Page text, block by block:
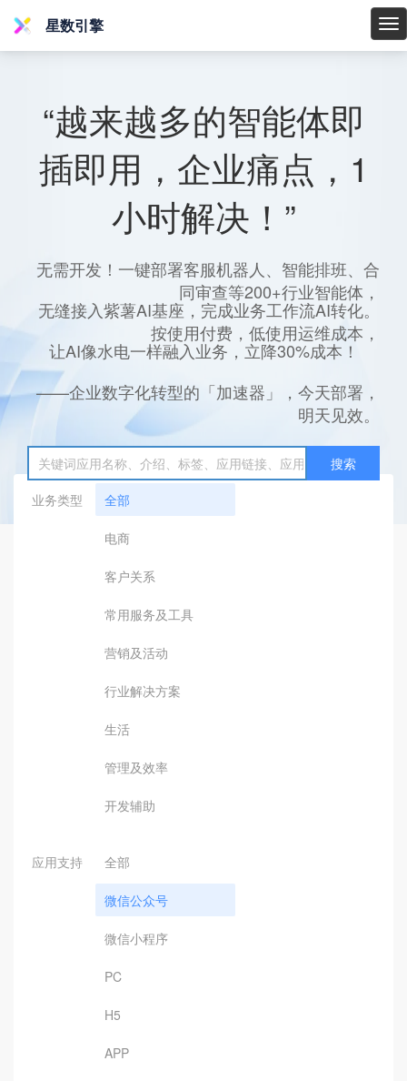
星
星数引擎
“越来越多的智能体即
插即用，企业痛点，1
小时解决！”
无需开发！一键部署客服机器人、智能排班、合
同审查等200+行业智能体，
无缝接入紫薯AI基座，完成业务工作流AI转化。
按使用付费，低使用运维成本，
让AI像水电一样融入业务，立降30%成本！
——企业数字化转型的「加速器」，今天部署，
明天见效。
搜索
业务类型
全部
电商
客户关系
常用服务及工具
营销及活动
行业解决方案
生活
管理及效率
开发辅助
应用支持 全部
微信公众号
微信小程序
PC
H5
APP